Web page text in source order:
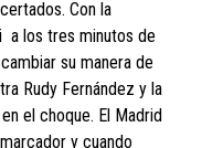
Con la
a los tres minutos de
su manera de
Rudy Fernández y la
el choque. El Madrid
y cuando